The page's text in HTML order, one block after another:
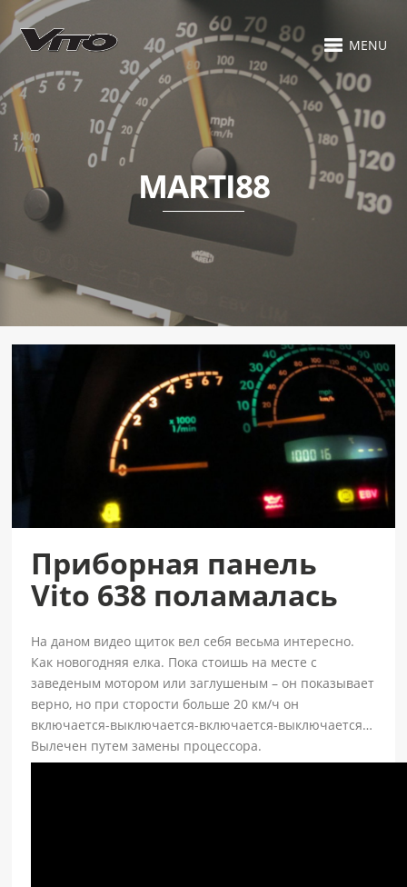
MENU
MARTI88
Приборная панель
Vito 638 поламалась
На даном видео щиток вел себя весьма интересно.
Как новогодняя елка. Пока стоишь на месте с
заведеным мотором или заглушеным – он показывает
верно, но при сторости больше 20 км/ч он
включается-выключается-включается-выключается…
Вылечен путем замены процессора.